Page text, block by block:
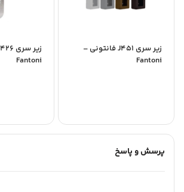
زیر سری J451 فانتونی –
Fantoni
Fantoni
پرسش و پاسخ